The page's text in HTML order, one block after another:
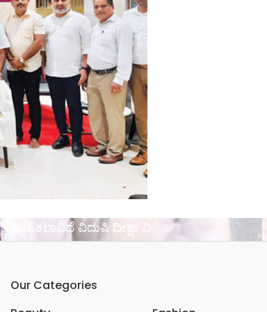
ಕಲಾವಿದೆ ವಿದುಷಿ ದೀಕ್ಷಾ ವಿ.
Our Categories